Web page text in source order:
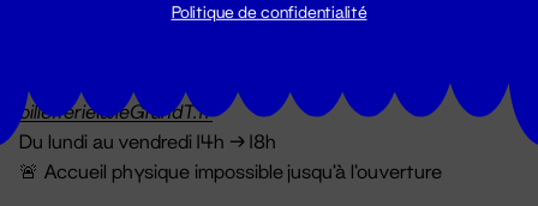
billetterie@leGrandT.fr
Du lundi au vendredi 14h → 18h
🚨 Accueil physique impossible jusqu'à l'ouverture
Politique de confidentialité